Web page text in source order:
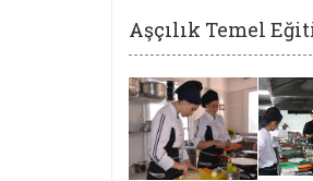
Aşçılık Temel